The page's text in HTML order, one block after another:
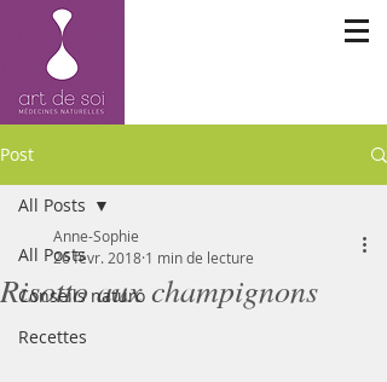
Post
All Posts
Conseils naturo
Recettes
All Posts
Risotto aux champignons
Anne-Sophie
26 févr. 2018 1 min de lecture